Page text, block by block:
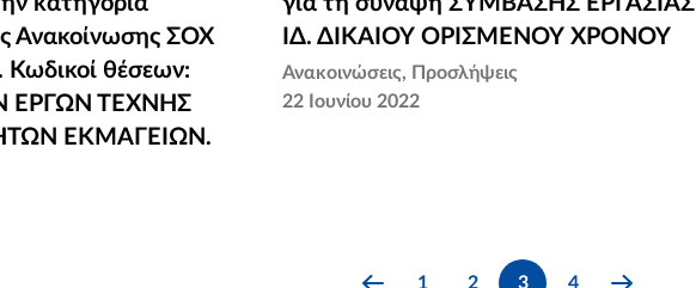
Ανακοίνωσης ΣΟΧ
θέσεων:
ΤΕΧΝΗΣ και
ΕΚΜΑΓΕΙΩΝ.
Ανακοίνωσης ΣΟΧ
θέσεων:
ΕΡΓΩΝ ΤΕΧΝΗΣ
ΕΚΜΑΓΕΙΩΝ.
ΙΔ. ΔΙΚΑΙΟΥ ΟΡΙΣΜΕΝΟΥ ΧΡΟΝΟΥ
ΙΔ. ΔΙΚΑΙΟΥ ΟΡΙΣΜΕΝΟΥ ΧΡΟΝΟΥ
Ανακοινώσεις
Προσλήψεις
22 Ιουνίου 2022
1 2 3 4